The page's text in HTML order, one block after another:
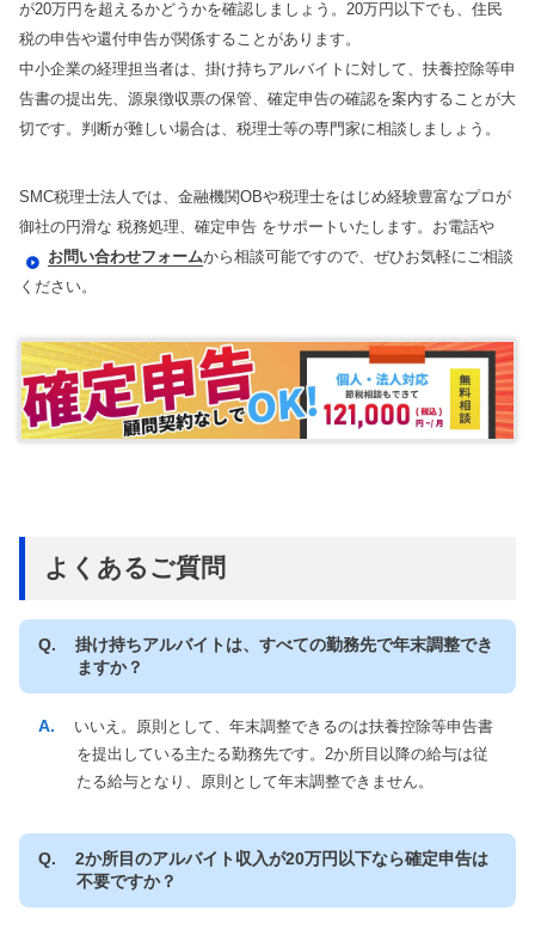
が20万円を超えるかどうかを確認しましょう。20万円以下でも、住民
税の申告や還付申告が関係することがあります。
中小企業の経理担当者は、掛け持ちアルバイトに対して、扶養控除等申
告書の提出先、源泉徴収票の保管、確定申告の確認を案内することが大
切です。判断が難しい場合は、税理士等の専門家に相談しましょう。
SMC税理士法人では、金融機関OBや税理士をはじめ経験豊富なプロが
御社の円滑な 税務処理、確定申告 をサポートいたします。お電話や
お問い合わせフォームから相談可能ですので、ぜひお気軽にご相談
ください。
よくあるご質問
掛け持ちアルバイトは、すべての勤務先で年末調整でき
ますか？
いいえ。原則として、年末調整できるのは扶養控除等申告書
を提出している主たる勤務先です。2か所目以降の給与は従
たる給与となり、原則として年末調整できません。
2か所目のアルバイト収入が20万円以下なら確定申告は
不要ですか？